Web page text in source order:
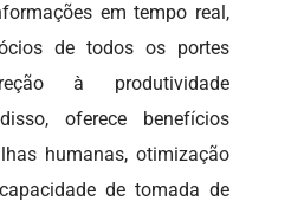
em tempo real,
de todos os portes
à produtividade
oferece benefícios
humanas, otimização
de tomada de